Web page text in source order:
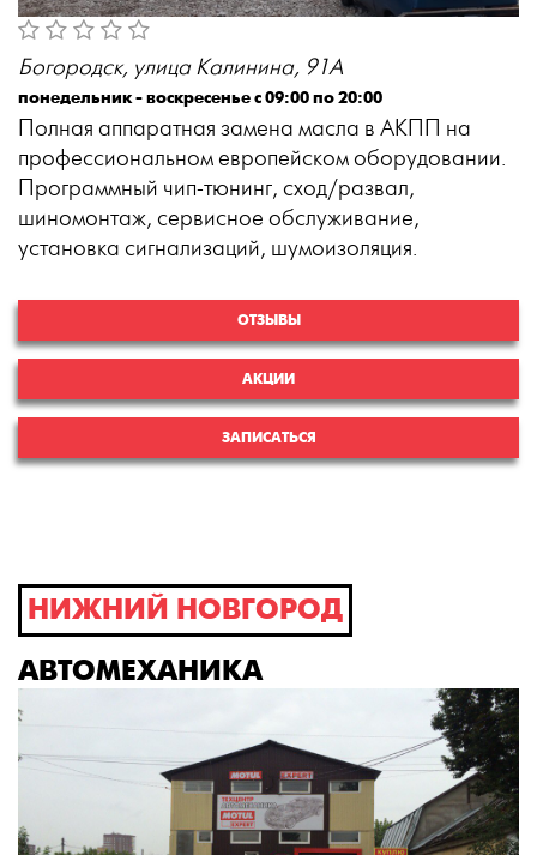
Богородск, улица Калинина, 91А
понедельник - воскресенье с 09:00 по 20:00
Полная аппаратная замена масла в АКПП на
профессиональном европейском оборудовании.
Программный чип-тюнинг, сход/развал,
шиномонтаж, сервисное обслуживание,
установка сигнализаций, шумоизоляция.
ОТЗЫВЫ
АКЦИИ
ЗАПИСАТЬСЯ
НИЖНИЙ НОВГОРОД
АВТОМЕХАНИКА